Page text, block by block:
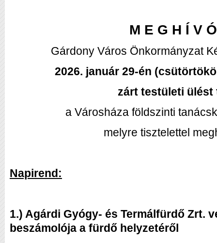
M E G H Í V Ó
Gárdony Város Önkormányzat
2026. január 29-én
zárt testületi ülést
a Városháza földszinti
melyre tisztelettel
Napirend:
1.) Agárdi Gyógy- és Termálfürdő Zrt.
beszámolója a fürdő helyzetéről